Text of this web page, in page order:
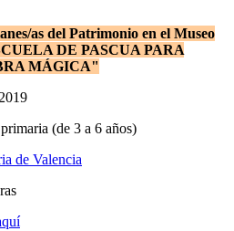
as del Patrimonio en el Museo
DE PASCUA PARA
MÁGICA"
(de 3 a 6 años)
de Valencia